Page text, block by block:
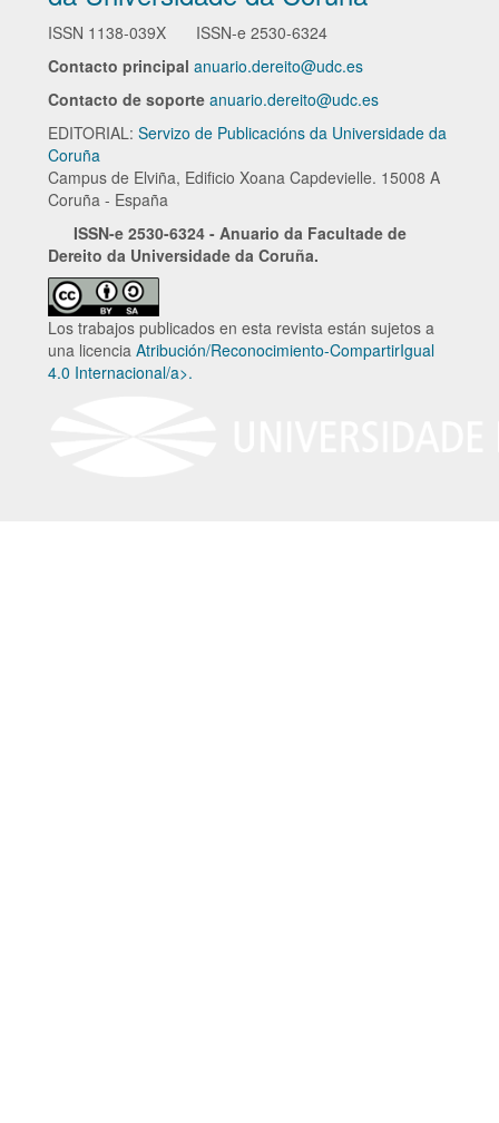
ISSN 1138-039X ISSN-e 2530-6324
Contacto principal anuario.dereito@udc.es
Contacto de soporte anuario.dereito@udc.es
EDITORIAL: Servizo de Publicacións da Universidade da
Coruña
Campus de Elviña, Edificio Xoana Capdevielle. 15008 A
Coruña - España
ISSN-e 2530-6324 - Anuario da Facultade de
Dereito da Universidade da Coruña.
Los trabajos publicados en esta revista están sujetos a
una licencia Atribución/Reconocimiento-CompartirIgual
4.0 Internacional/a>.